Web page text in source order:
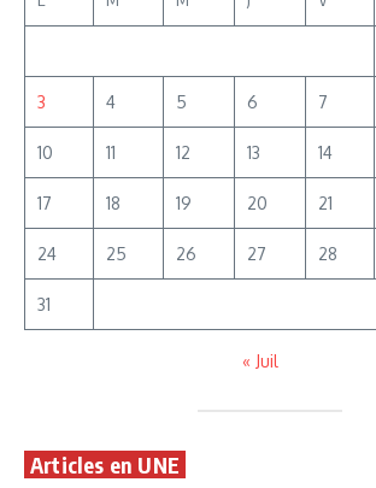
3 4 5 6 7
10 11 12 13 14
17 18 19 20 21
24 25 26 27 28
31
« Juil
Articles en UNE